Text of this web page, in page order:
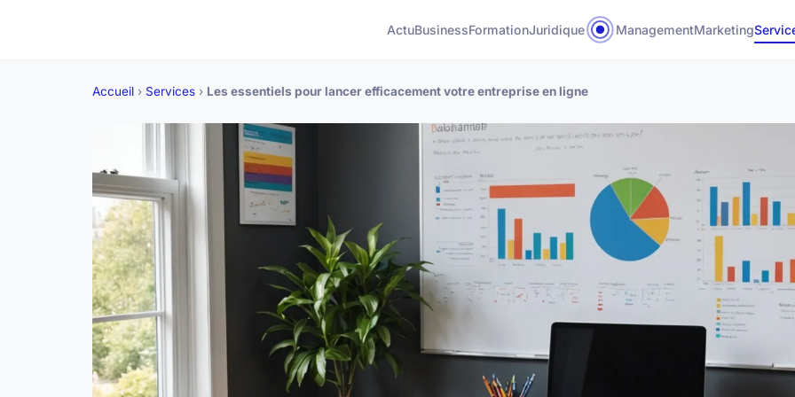
ActuBusinessFormationJuridique ManagementMarketing
Accueil › Services › Les essentiels pour lancer efficacement votre entreprise en ligne